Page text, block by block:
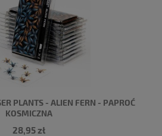
PLANTS - ALIEN FERN - PAPROĆ
KOSMICZNA
28,95 zł